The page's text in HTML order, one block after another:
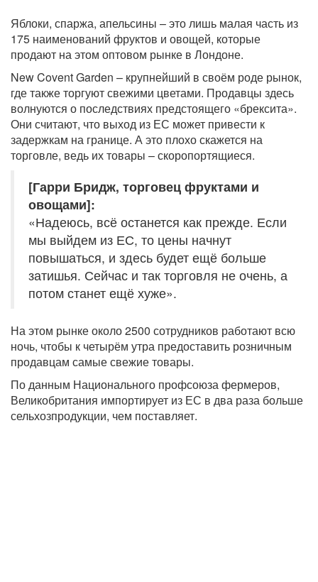
Яблоки, спаржа, апельсины – это лишь малая часть из
175 наименований фруктов и овощей, которые
продают на этом оптовом рынке в Лондоне.
New Covent Garden – крупнейший в своём роде рынок,
где также торгуют свежими цветами. Продавцы здесь
волнуются о последствиях предстоящего «брексита».
Они считают, что выход из ЕС может привести к
задержкам на границе. А это плохо скажется на
торговле, ведь их товары – скоропортящиеся.
[Гарри Бридж, торговец фруктами и
овощами]:
«Надеюсь, всё останется как прежде. Если
мы выйдем из ЕС, то цены начнут
повышаться, и здесь будет ещё больше
затишья. Сейчас и так торговля не очень, а
потом станет ещё хуже».
На этом рынке около 2500 сотрудников работают всю
ночь, чтобы к четырём утра предоставить розничным
продавцам самые свежие товары.
По данным Национального профсоюза фермеров,
Великобритания импортирует из ЕС в два раза больше
сельхозпродукции, чем поставляет.